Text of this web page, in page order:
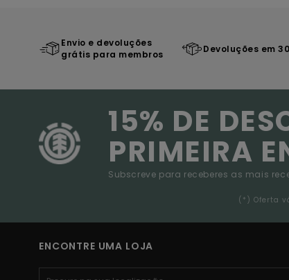
Envio e devoluções
grátis para membros
Devoluções em
15% DE
PRIMEIRA
Subscreve para receberes as mais
(*) Oferta
ENCONTRE UMA LOJA